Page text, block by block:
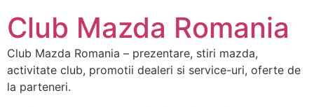
conținut
Club Mazda Romania
Club Mazda Romania – prezentare, stiri mazda,
activitate club, promotii dealeri si service-uri, oferte de
la parteneri.